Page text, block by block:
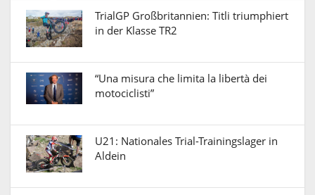
TrialGP Großbritannien: Titli triumphiert
in der Klasse TR2
“Una misura che limita la libertà dei
motociclisti”
U21: Nationales Trial-Trainingslager in
Aldein